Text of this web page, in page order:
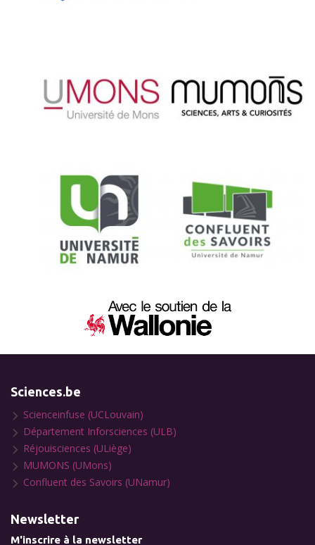
Sciences.be
Scienceinfuse (UCLouvain)
Département Inforsciences (ULB)
Réjouisciences (ULiège)
MUMONS (UMons)
Confluent des Savoirs (UNamur)
Newsletter
M'inscrire à la newsletter